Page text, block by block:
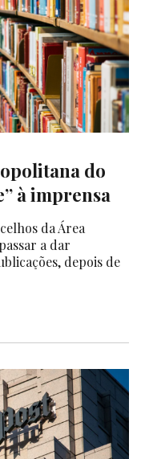
do
à imprensa
da Área
a dar
depois de